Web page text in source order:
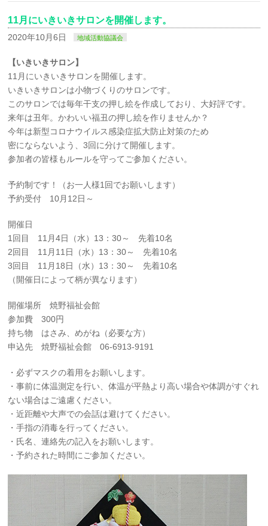
11月にいきいきサロンを開催します。
2020年10月6日 地域活動協議会
【いきいきサロン】
11月にいきいきサロンを開催します。
いきいきサロンは小物づくりのサロンです。
このサロンでは毎年干支の押し絵を作成しており、大好評です。
来年は丑年。かわいい福丑の押し絵を作りませんか？
今年は新型コロナウイルス感染症拡大防止対策のため
密にならないよう、3回に分けて開催します。
参加者の皆様もルールを守ってご参加ください。
予約制です！（お一人様1回でお願いします）
予約受付 10月12日～
開催日
1回目 11月4日（水）13：30～ 先着10名
2回目 11月11日（水）13：30～ 先着10名
3回目 11月18日（水）13：30～ 先着10名
（開催日によって柄が異なります）
開催場所 焼野福祉会館
参加費 300円
持ち物 はさみ、めがね（必要な方）
申込先 焼野福祉会館 06-6913-9191
・必ずマスクの着用をお願いします。
・事前に体温測定を行い、体温が平熱より高い場合や体調がすぐれ
ない場合はご遠慮ください。
・近距離や大声での会話は避けてください。
・手指の消毒を行ってください。
・氏名、連絡先の記入をお願いします。
・予約された時間にご参加ください。